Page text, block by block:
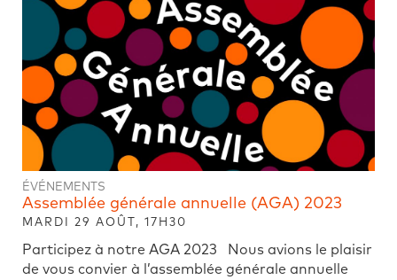
ÉVÉNEMENTS
Assemblée générale annuelle (AGA) 2023
MARDI 29 AOÛT, 17H30
Participez à notre AGA 2023 Nous avions le plaisir
de vous convier à l’assemblée générale annuelle